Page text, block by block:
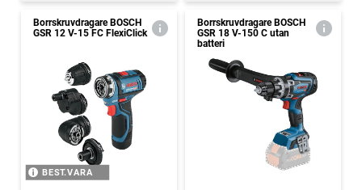
Borrskruvdragare BOSCH
GSR 12 V-15 FC FlexiClick
BEST.VARA
Borrskruvdragare BOSCH
GSR 18 V-150 C utan
batteri